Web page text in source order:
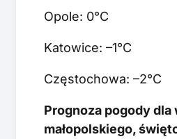
Opole: 0°C
Katowice: –1°C
Częstochowa: –2°C
Prognoza pogody
małopolskiego,